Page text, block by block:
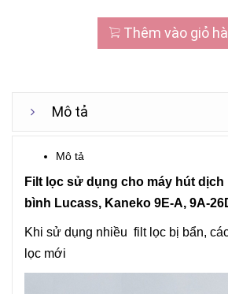
Thêm vào giỏ
Mô tả
Mô tả
Filt lọc sử dụng cho máy hút dịch
bình Lucass, Kaneko 9E-A, 9A-
Khi sử dụng nhiều filt lọc bị bẩn,
lọc mới